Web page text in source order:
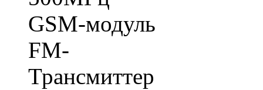
GSM-модуль
FM-
Трансмиттер